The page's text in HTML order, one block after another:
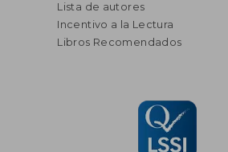
Lista de autores
Incentivo a la Lectura
Libros Recomendados